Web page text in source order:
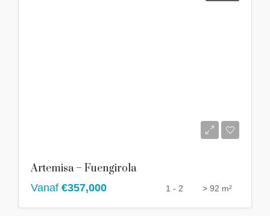
Artemisa – Fuengirola
Vanaf €357,000 1 - 2 > 92 m²